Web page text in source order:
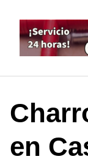
contenido
en